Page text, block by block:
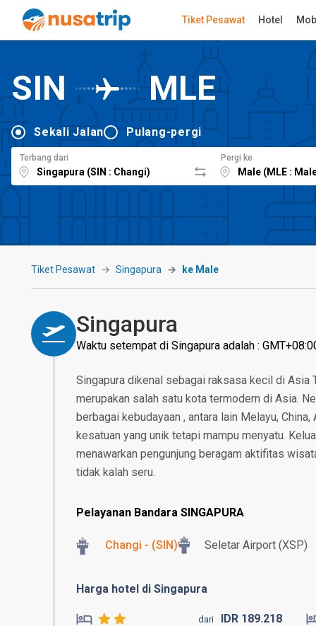
Tiket Pesawat Hotel
SIN MLE
Sekali Jalan Pulang-pergi
Terbang dari Pergi ke
Tiket Pesawat Singapura ke Male
Singapura
Waktu setempat di Singapura adalah :
Singapura dikenal sebagai raksasa kecil di Asia
merupakan salah satu kota termodern di Asia.
berbagai kebudayaan , antara lain Melayu,
kesatuan yang unik tetapi mampu menyatu.
menawarkan pengunjung beragam aktifitas
tidak kalah seru.
Pelayanan Bandara SINGAPURA
Changi - (SIN) Seletar Airport (XSP)
Harga hotel di Singapura
dari IDR 189.218